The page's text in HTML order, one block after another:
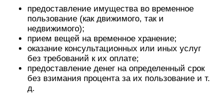
предоставление имущества во временное
пользование (как движимого, так и
недвижимого);
прием вещей на временное хранение;
оказание консультационных или иных услуг
без требований к их оплате;
предоставление денег на определенный срок
без взимания процента за их пользование и т.
д.